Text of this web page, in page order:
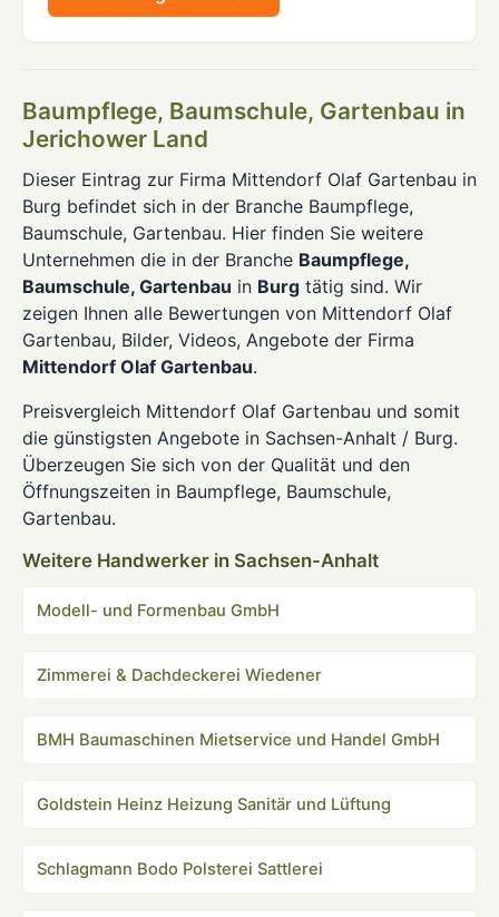
Baumpflege, Baumschule, Gartenbau in
Jerichower Land
Dieser Eintrag zur Firma Mittendorf Olaf Gartenbau in
Burg befindet sich in der Branche Baumpflege,
Baumschule, Gartenbau. Hier finden Sie weitere
Unternehmen die in der Branche Baumpflege,
Baumschule, Gartenbau in Burg tätig sind. Wir
zeigen Ihnen alle Bewertungen von Mittendorf Olaf
Gartenbau, Bilder, Videos, Angebote der Firma
Mittendorf Olaf Gartenbau.
Preisvergleich Mittendorf Olaf Gartenbau und somit
die günstigsten Angebote in Sachsen-Anhalt / Burg.
Überzeugen Sie sich von der Qualität und den
Öffnungszeiten in Baumpflege, Baumschule,
Gartenbau.
Weitere Handwerker in Sachsen-Anhalt
Modell- und Formenbau GmbH
Zimmerei & Dachdeckerei Wiedener
BMH Baumaschinen Mietservice und Handel GmbH
Goldstein Heinz Heizung Sanitär und Lüftung
Schlagmann Bodo Polsterei Sattlerei